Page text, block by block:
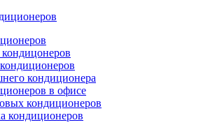
кондиционера
в офисе
кондиционеров
кондиционеров